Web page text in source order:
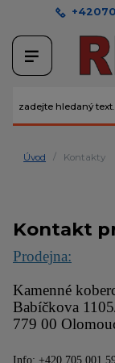
Úvod Kontakty
Kontakt
Prodejna:
Babíčkova
779 00
Info: +420 705 001